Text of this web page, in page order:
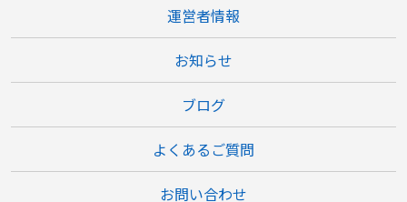
運営者情報
お知らせ
ブログ
よくあるご質問
お問い合わせ